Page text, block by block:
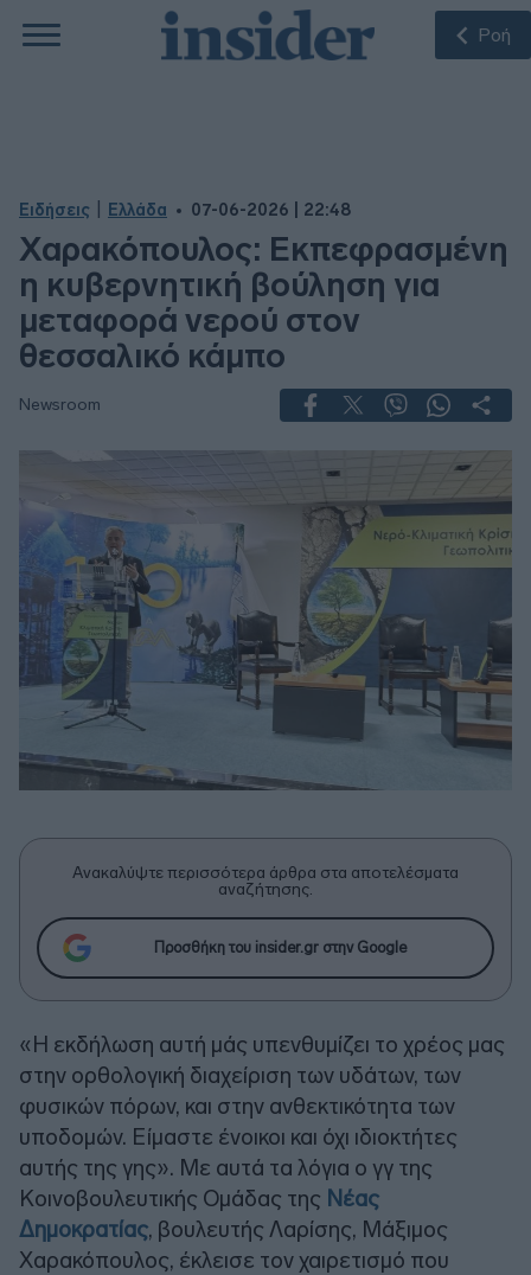
Ροή
Ειδήσεις Ελλάδα 07-06-2026 | 22:48
Χαρακόπουλος: Εκπεφρασμένη
η κυβερνητική βούληση για
μεταφορά νερού στον
θεσσαλικό κάμπο
Newsroom
Ανακαλύψτε περισσότερα άρθρα στα αποτελέσματα
αναζήτησης.
Προσθήκη του insider.gr στην Google
«Η εκδήλωση αυτή μάς υπενθυμίζει το χρέος μας
στην ορθολογική διαχείριση των υδάτων, των
φυσικών πόρων, και στην ανθεκτικότητα των
υποδομών. Είμαστε ένοικοι και όχι ιδιοκτήτες
αυτής της γης». Με αυτά τα λόγια ο γγ της
Κοινοβουλευτικής Ομάδας της Νέας
Δημοκρατίας, βουλευτής Λαρίσης, Μάξιμος
Χαρακόπουλος, έκλεισε τον χαιρετισμό που